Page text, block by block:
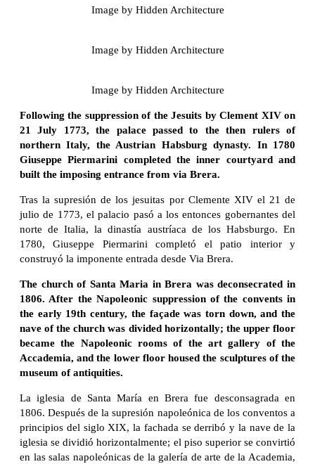
Image by Hidden Architecture
Image by Hidden Architecture
Image by Hidden Architecture
Following the suppression of the Jesuits by Clement XIV on
21 July 1773, the palace passed to the then rulers of
northern Italy, the Austrian Habsburg dynasty. In 1780
Giuseppe Piermarini completed the inner courtyard and
built the imposing entrance from via Brera.
Tras la supresión de los jesuitas por Clemente XIV el 21 de
julio de 1773, el palacio pasó a los entonces gobernantes del
norte de Italia, la dinastía austríaca de los Habsburgo. En
1780, Giuseppe Piermarini completó el patio interior y
construyó la imponente entrada desde Via Brera.
The church of Santa Maria in Brera was deconsecrated in
1806. After the Napoleonic suppression of the convents in
the early 19th century, the façade was torn down, and the
nave of the church was divided horizontally; the upper floor
became the Napoleonic rooms of the art gallery of the
Accademia, and the lower floor housed the sculptures of the
museum of antiquities.
La iglesia de Santa María en Brera fue desconsagrada en
1806. Después de la supresión napoleónica de los conventos a
principios del siglo XIX, la fachada se derribó y la nave de la
iglesia se dividió horizontalmente; el piso superior se convirtió
en las salas napoleónicas de la galería de arte de la Academia,